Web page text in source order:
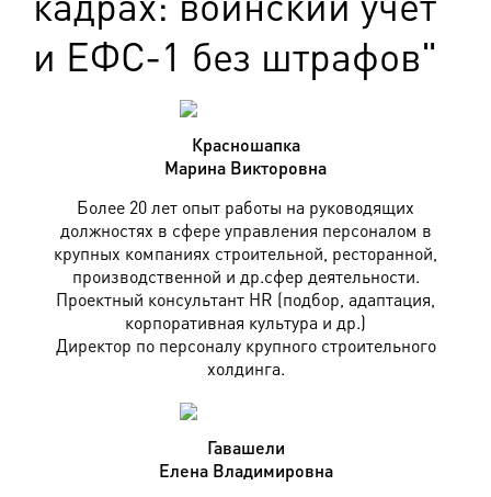
и ЕФС-1 без штрафов"
Красношапка
Марина Викторовна
Более 20 лет опыт работы на руководящих
должностях в сфере управления персоналом в
крупных компаниях строительной, ресторанной,
производственной и др.сфер деятельности.
Проектный консультант HR (подбор, адаптация,
корпоративная культура и др.)
Директор по персоналу крупного строительного
холдинга.
Гавашели
Елена Владимировна